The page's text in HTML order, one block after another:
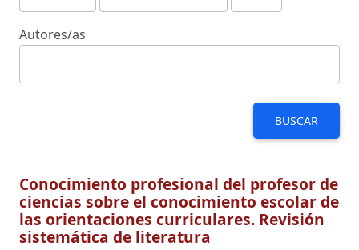
Autores/as
BUSCAR
Conocimiento profesional del profesor de
ciencias sobre el conocimiento escolar de
las orientaciones curriculares. Revisión
sistemática de literatura